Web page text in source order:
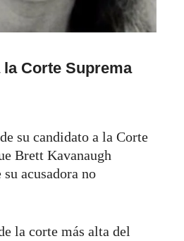
Corte Suprema
su candidato a la Corte
Brett Kavanaugh
acusadora no
la corte más alta del